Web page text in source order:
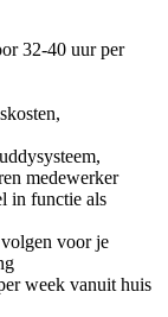
32-40 uur per
medewerker
in functie als
voor je
week vanuit huis